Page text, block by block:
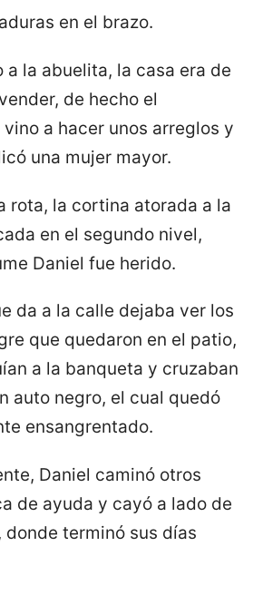
en el brazo.
a la abuelita, la casa era de
de hecho el
a hacer unos arreglos y
una mujer mayor.
rota, la cortina atorada a la
en el segundo nivel,
Daniel fue herido.
da a la calle dejaba ver los
que quedaron en el patio,
a la banqueta y cruzaban
auto negro, el cual quedó
ensangrentado.
Daniel caminó otros
de ayuda y cayó a lado de
donde terminó sus días